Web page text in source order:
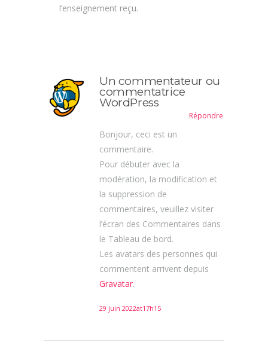
l’enseignement reçu.
Un commentateur ou
commentatrice
WordPress
Répondre
Bonjour, ceci est un
commentaire.
Pour débuter avec la
modération, la modification et
la suppression de
commentaires, veuillez visiter
l’écran des Commentaires dans
le Tableau de bord.
Les avatars des personnes qui
commentent arrivent depuis
Gravatar.
29 juin 2022at17h15